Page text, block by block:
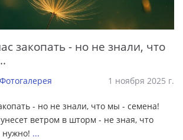
закопать - но не знали, что
Фотогалерея 1 ноября 2025 г.
- но не знали, что мы - семена!
ветром в шторм - не зная, что
...